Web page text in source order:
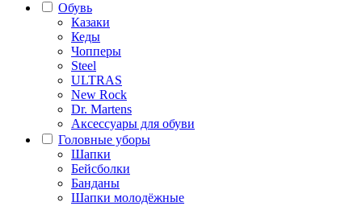
Обувь
Казаки
Кеды
Чопперы
Steel
ULTRAS
New Rock
Dr. Martens
Аксессуары для обуви
Головные уборы
Шапки
Бейсболки
Банданы
Шапки молодёжные